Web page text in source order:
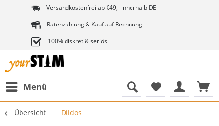
Versandkostenfrei ab €49,- innerhalb DE
Ratenzahlung & Kauf auf Rechnung
100% diskret & seriös
Menü
Übersicht Dildos